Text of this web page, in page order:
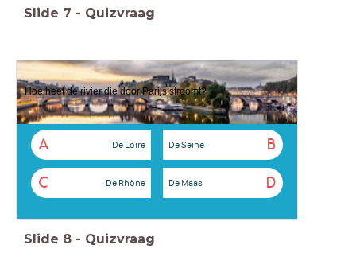
Slide 7 - Quizvraag
Hoe heet de rivier die door Parijs stroomt?
A De Loire B
De Seine
C De Rhöne D
De Maas
Slide 8 - Quizvraag